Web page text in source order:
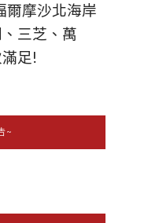
爾摩沙北海岸
三芝、萬
足!
~